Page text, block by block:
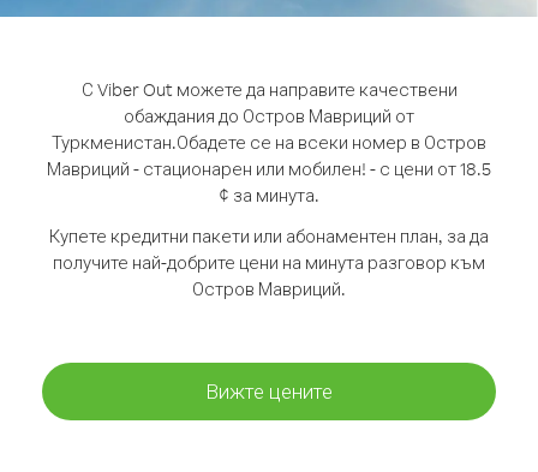
С Viber Out можете да направите качествени
обаждания до Остров Мавриций от
Туркменистан.Обадете се на всеки номер в Остров
Мавриций - стационарен или мобилен! - с цени от 18.5
¢ за минута.
Купете кредитни пакети или абонаментен план, за да
получите най-добрите цени на минута разговор към
Остров Мавриций.
Вижте цените